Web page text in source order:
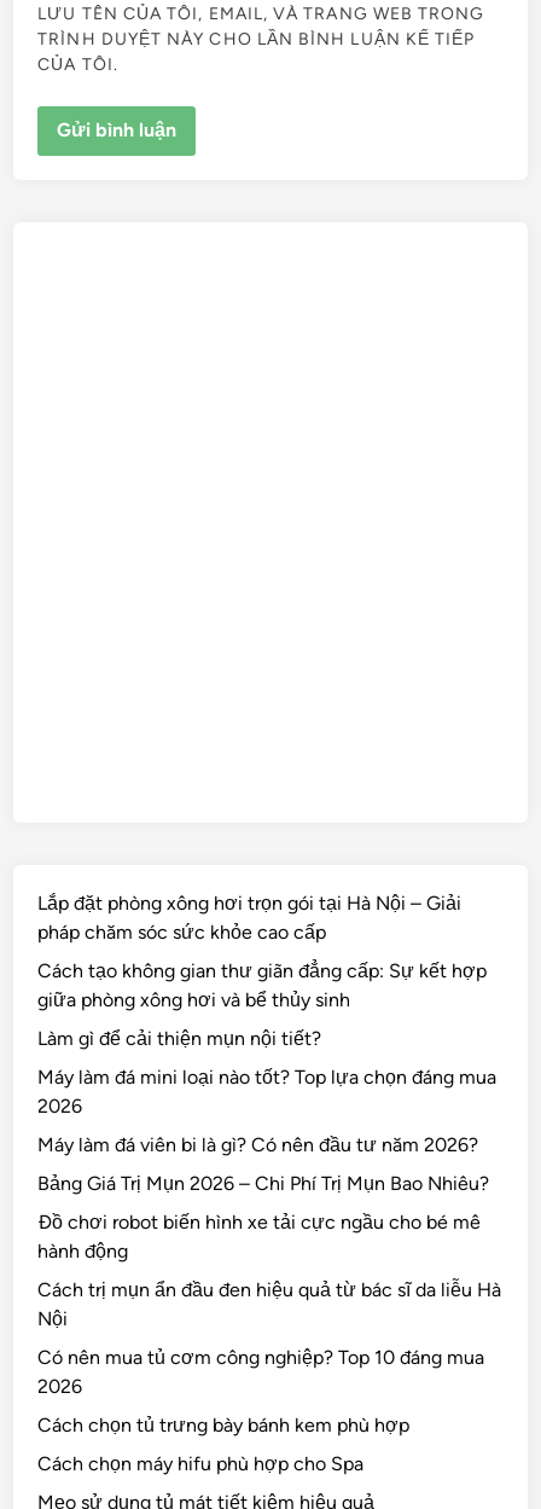
LƯU TÊN CỦA TÔI, EMAIL, VÀ TRANG WEB TRONG
TRÌNH DUYỆT NÀY CHO LẦN BÌNH LUẬN KẾ TIẾP
CỦA TÔI.
Lắp đặt phòng xông hơi trọn gói tại Hà Nội – Giải
pháp chăm sóc sức khỏe cao cấp
Cách tạo không gian thư giãn đẳng cấp: Sự kết hợp
giữa phòng xông hơi và bể thủy sinh
Làm gì để cải thiện mụn nội tiết?
Máy làm đá mini loại nào tốt? Top lựa chọn đáng mua
2026
Máy làm đá viên bi là gì? Có nên đầu tư năm 2026?
Bảng Giá Trị Mụn 2026 – Chi Phí Trị Mụn Bao Nhiêu?
Đồ chơi robot biến hình xe tải cực ngầu cho bé mê
hành động
Cách trị mụn ẩn đầu đen hiệu quả từ bác sĩ da liễu Hà
Nội
Có nên mua tủ cơm công nghiệp? Top 10 đáng mua
2026
Cách chọn tủ trưng bày bánh kem phù hợp
Cách chọn máy hifu phù hợp cho Spa
Mẹo sử dụng tủ mát tiết kiệm hiệu quả